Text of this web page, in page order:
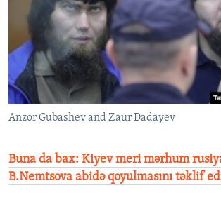
Anzor Gubashev and Zaur Dadayev
Buna da bax: Kiyev meri mərhum
B.Nemtsova abidə qoyulmasını təklif